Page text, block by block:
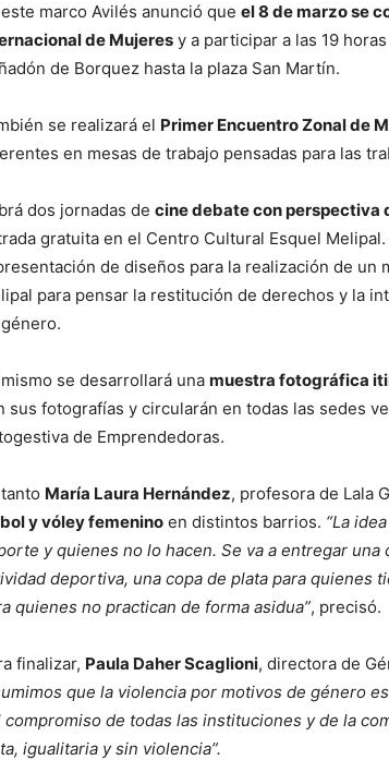
este marco Avilés anunció que el 8 de marzo se
de Mujeres y a participar a las 19
de Borquez hasta la plaza San Martín.
se realizará el Primer Encuentro Zonal de
en mesas de trabajo pensadas para las
dos jornadas de cine debate con perspectiva
gratuita en el Centro Cultural Esquel
de diseños para la realización de
para pensar la restitución de derechos y la
se desarrollará una muestra fotográfica
sus fotografías y circularán en todas las sedes
de Emprendedoras.
María Laura Hernández, profesora de Lala
y vóley femenino en distintos barrios. “La
y quienes no lo hacen. Se va a entregar
deportiva, una copa de plata para quienes
quienes no practican de forma asidua”, precisó.
finalizar, Paula Daher Scaglioni, directora de
que la violencia por motivos de género
compromiso de todas las instituciones y de la
igualitaria y sin violencia”.